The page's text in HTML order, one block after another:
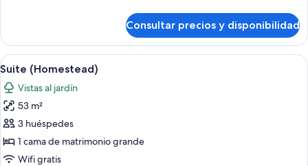
de
campo
(Garden)
Consultar precios y disponibilidad
Abrir
todas
las
fotos
de
Suite
(Homestead)
Una cama bien hecha con sábanas
11
Suite (Homestead)
Vistas al jardín
53 m²
3 huéspedes
1 cama de matrimonio grande
Wifi gratis